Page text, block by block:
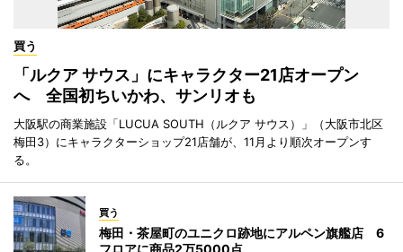
買う
「ルクア サウス」にキャラクター21店オープン
へ 全国初ちいかわ、サンリオも
大阪駅の商業施設「LUCUA SOUTH（ルクア サウス）」（大阪市北区
梅田3）にキャラクターショップ21店舗が、11月より順次オープンす
る。
買う
梅田・茶屋町のユニクロ跡地にアルペン旗艦店 6
フロアに商品2万5000点